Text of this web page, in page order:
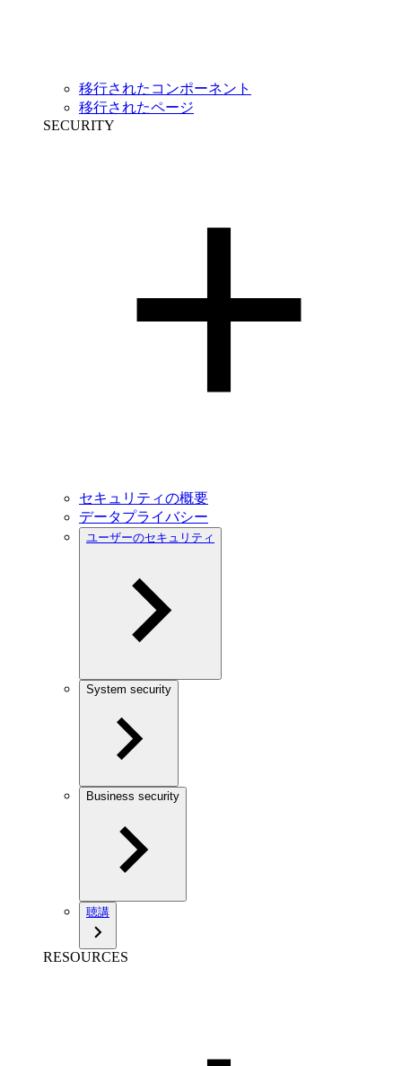
移行されたコンポーネント
移行されたページ
SECURITY
セキュリティの概要
データプライバシー
ユーザーのセキュリティ
System security
Business security
聴講
RESOURCES